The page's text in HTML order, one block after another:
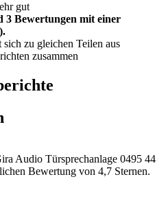
gut
3 Bewertungen mit einer
zu gleichen Teilen aus
zusammen
Audio Türsprechanlage 0495 44
Bewertung von 4,7 Sternen.